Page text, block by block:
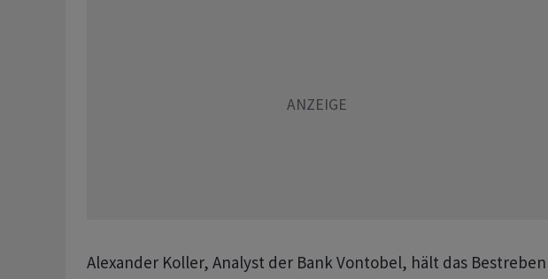
Alexander Koller, Analyst der Bank Vontobel, hält das Bestreben